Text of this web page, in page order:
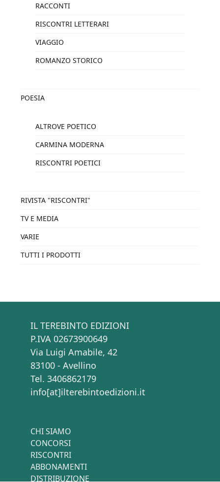
RACCONTI
RISCONTRI LETTERARI
VIAGGIO
ROMANZO STORICO
POESIA
ALTROVE POETICO
CARMINA MODERNA
RISCONTRI POETICI
RIVISTA "RISCONTRI"
TV E MEDIA
VARIE
TUTTI I PRODOTTI
IL TEREBINTO EDIZIONI
P.IVA 02673900649
Via Luigi Amabile, 42
83100 - Avellino
Tel. 3406862179
info[at]ilterebintoedizioni.it
CHI SIAMO
CONCORSI
RISCONTRI
ABBONAMENTI
DISTRIBUZIONE